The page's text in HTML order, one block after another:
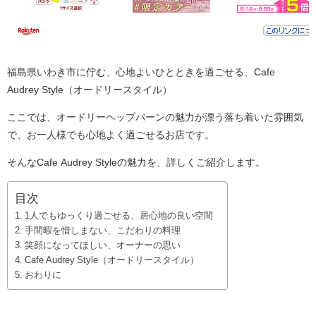
福島県いわき市に佇む、心地よいひとときを過ごせる、Cafe
Audrey Style（オードリースタイル）
ここでは、オードリーヘップバーンの魅力が漂う落ち着いた雰囲気
で、お一人様でも心地よく過ごせるお店です。
そんなCafe Audrey Styleの魅力を、詳しくご紹介します。
目次
1人でもゆっくり過ごせる、居心地の良い空間
手間暇を惜しまない、こだわりの料理
笑顔になってほしい、オーナーの思い
Cafe Audrey Style（オードリースタイル）
おわりに